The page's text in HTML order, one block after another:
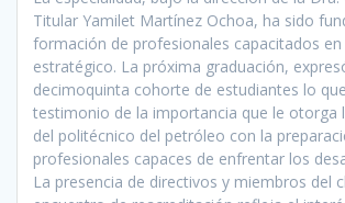
Titular Yamilet Martínez Ochoa, ha sido
formación de profesionales capacitados
estratégico. La próxima graduación,
decimoquinta cohorte de estudiantes lo
testimonio de la importancia que le otorga
del politécnico del petróleo con la
profesionales capaces de enfrentar los
La presencia de directivos y miembros del